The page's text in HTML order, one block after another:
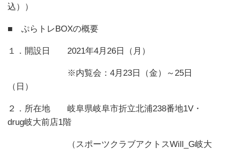
込））
■ ぷらトレBOXの概要
１．開設日 2021年4月26日（月）
※内覧会：4月23日（金）～25日
（日）
２．所在地 岐阜県岐阜市折立北浦238番地1V・
drug岐大前店1階
（スポーツクラブアクトスWill_G岐大